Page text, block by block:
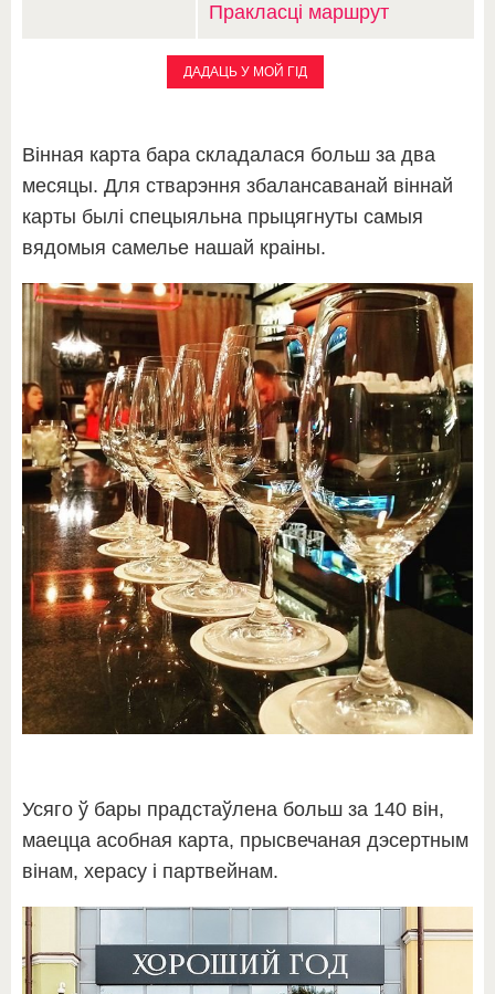
Пракласці маршрут
ДАДАЦЬ У МОЙ ГІД
Вінная карта бара складалася больш за два
месяцы. Для стварэння збалансаванай віннай
карты былі спецыяльна прыцягнуты самыя
вядомыя самелье нашай краіны.
Усяго ў бары прадстаўлена больш за 140 він,
маецца асобная карта, прысвечаная дэсертным
вінам, херасу і партвейнам.